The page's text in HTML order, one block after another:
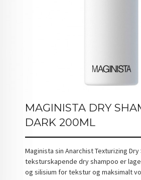
MAGINISTA DRY
DARK 200ML
Maginista sin Anarchist Texturizing
teksturskapende dry shampoo er
og silisium for tekstur og maksimalt